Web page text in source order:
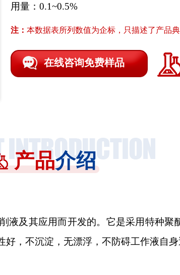
用量：0.1~0.5%
注： 本数据表所列数值为企标，只描述了产品
在线咨询免费样品
产品介绍
液及其应用而开发的。它是采用特种聚
，不沉淀，无漂浮，不防碍工作液自身